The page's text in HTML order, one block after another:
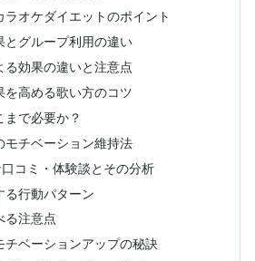
ラオケダイエットのポイント
とグループ利用の違い
る効果の違いと注意点
を高める歌い方のコツ
まで必要か？
モチベーション維持法
コミ・体験談とその分析
る行動パターン
る注意点
チベーションアップの秘訣